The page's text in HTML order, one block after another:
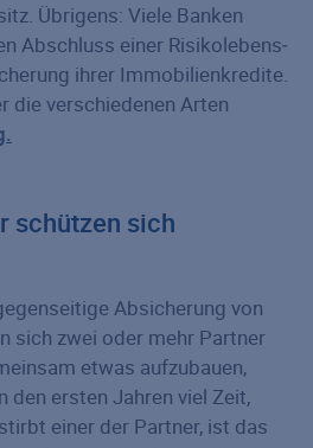
Übrigens: Viele Banken
Abschluss einer Risiko­le­bens­
ihrer Immobilienkredite.
die verschiedenen Arten
schützen sich
Absicherung von
sich zwei oder mehr Partner
etwas aufzubauen,
den ersten Jahren viel Zeit,
einer der Partner, ist das